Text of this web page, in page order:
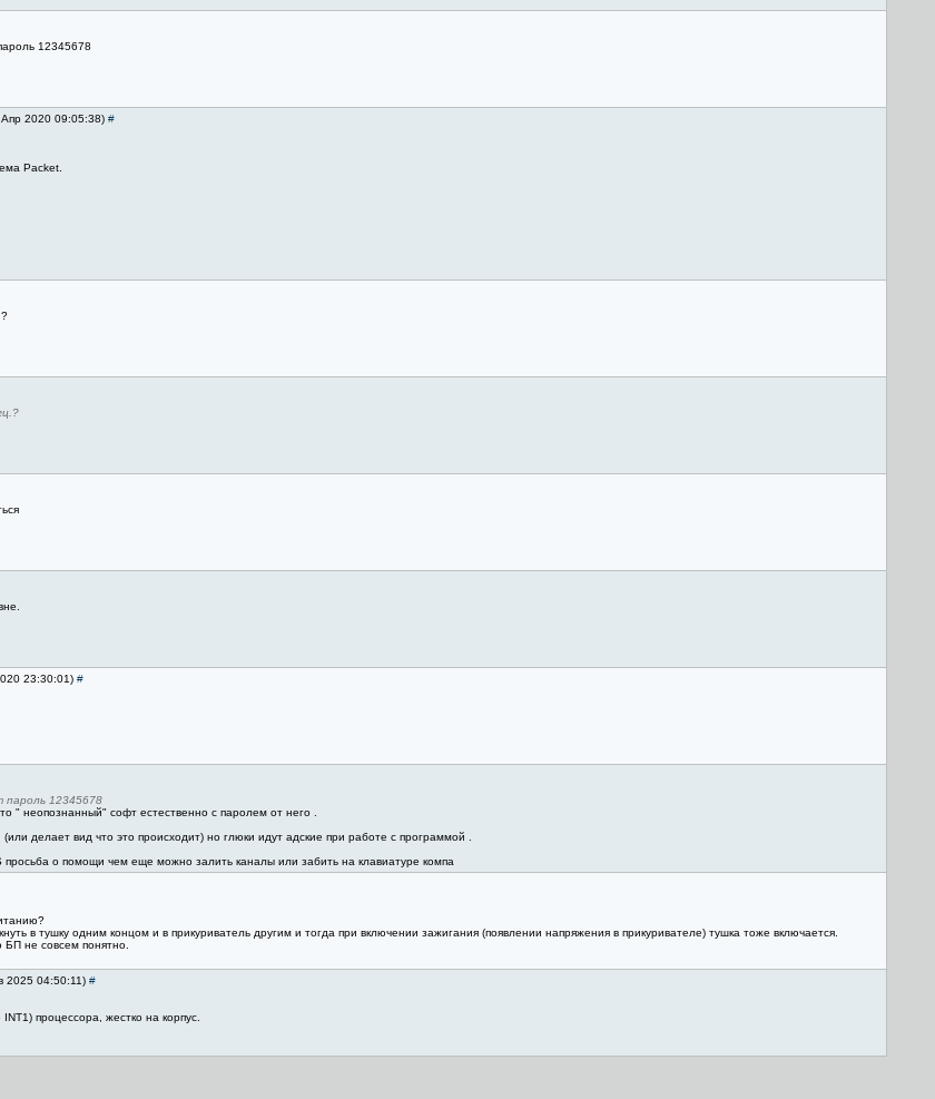
12345678
2020 09:05:38) #
Packet.
23:30:01) #
пароль 12345678
" неопознанный" софт естественно с паролем от него .
делает вид что это происходит) но глюки идут адские при работе с программой .
о помощи чем еще можно залить каналы или забить на клавиатуре компа
в тушку одним концом и в прикуриватель другим и тогда при включении зажигания (появлении напряжения в прикуривателе) тушка тоже включается.
БП не совсем понятно.
2025 04:50:11) #
процессора, жестко на корпус.